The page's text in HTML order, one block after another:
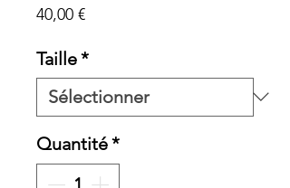
40,00 €Prix
Taille*
Quantité*